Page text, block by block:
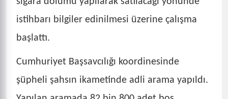
130 bin makaron ele geçirildi.
Düzce İl Jandarma Komutanlığı bağlılarınca;
kapsamında Merkez İlçe Jandarma
Komutanlığı sorumluluk bölgesinde, kaçak